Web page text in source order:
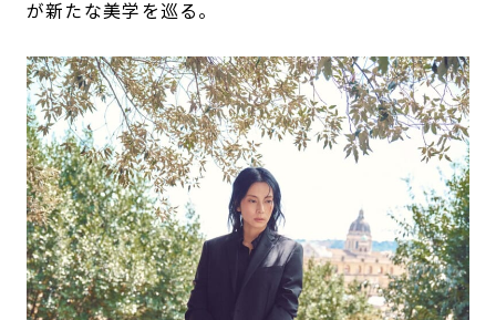
が新たな美学を巡る。